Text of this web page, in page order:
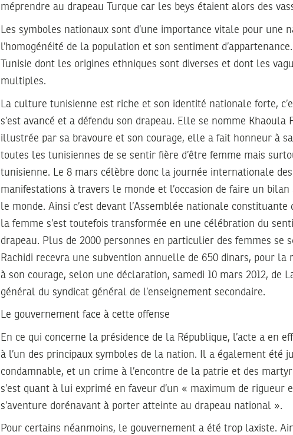
méprendre au drapeau Turque car les beys étaient alors des
Les symboles nationaux sont d’une importance vitale pour une
l’homogénéité de la population et son sentiment
Tunisie dont les origines ethniques sont diverses et dont les
multiples.
La culture tunisienne est riche et son identité nationale forte,
s’est avancé et a défendu son drapeau. Elle se nomme Khaoula
illustrée par sa bravoure et son courage, elle a fait honneur à
toutes les tunisiennes de se sentir fière d’être femme mais
tunisienne. Le 8 mars célèbre donc la journée internationale des
manifestations à travers le monde et l’occasion de faire un
le monde. Ainsi c’est devant l’Assemblée nationale
la femme s’est toutefois transformée en une célébration du
drapeau. Plus de 2000 personnes en particulier des femmes se
Rachidi recevra une subvention annuelle de 650 dinars, pour la
à son courage, selon une déclaration, samedi 10 mars 2012, de
général du syndicat général de l’enseignement secondaire.
Le gouvernement face à cette offense
En ce qui concerne la présidence de la République, l’acte a en
à l’un des principaux symboles de la nation. Il a également été
condamnable, et un crime à l’encontre de la patrie et des
s’est quant à lui exprimé en faveur d’un « maximum de rigueur
s’aventure dorénavant à porter atteinte au drapeau national ».
Pour certains néanmoins, le gouvernement a été trop laxiste.